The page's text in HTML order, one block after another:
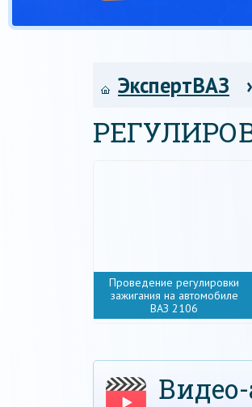
ЭкспертВАЗ
Проведение регулировки
зажигания на автомобиле
ВАЗ 2106